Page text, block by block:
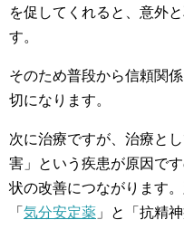
を促してくれると、意外
す。
そのため普段から信頼関
切になります。
次に治療ですが、治療と
害」という疾患が原因で
状の改善につながります
「 気分安定薬 」と「抗精